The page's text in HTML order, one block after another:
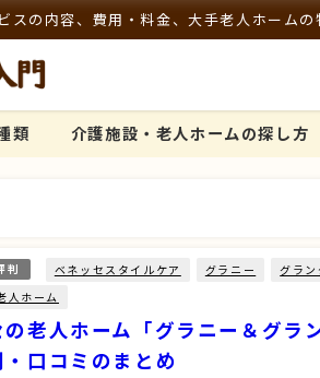
の内容、費用・料金、大手老人ホーム
類 介護施設・老人ホームの探し方
判 ベネッセスタイルケア グラニー
グラン
人ホーム
老人ホーム「グラニー＆グラ
口コミのまとめ